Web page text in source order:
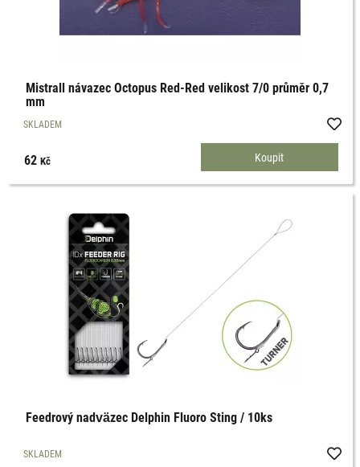
Mistrall návazec Octopus Red-Red velikost 7/0 průměr 0,7
mm
SKLADEM
62Kč
Feedrový nadväzec Delphin Fluoro Sting / 10ks
SKLADEM